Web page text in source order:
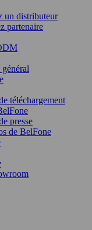
un distributeur
partenaire
téléchargement
presse
de BelFone